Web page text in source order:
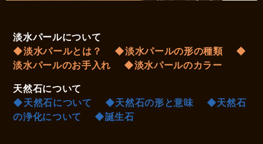
淡水パールについて
◆淡水パールとは？
◆淡水パールの形の種類
◆
淡水パールのお手入れ
◆淡水パールのカラー
天然石について
◆天然石について
◆天然石の形と意味
◆天然石
の浄化について
◆誕生石